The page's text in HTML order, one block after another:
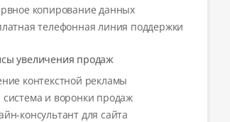
копирование данных
телефонная линия поддержки
увеличения продаж
контекстной рекламы
система и воронки продаж
консультант для сайта